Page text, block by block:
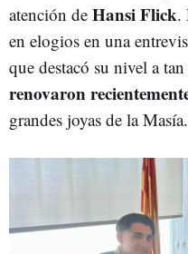
atención de Hansi Flick.
en elogios en una
que destacó su nivel a
renovaron
grandes joyas de la Masía.